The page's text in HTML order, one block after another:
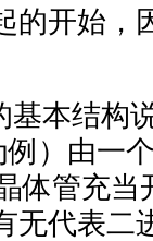
开始，
本结构
）由一
体管充
无代表二